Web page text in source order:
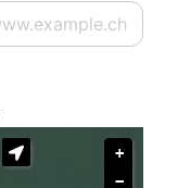
+
−